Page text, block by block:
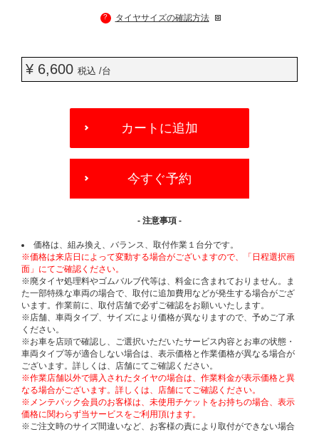
? タイヤサイズの確認方法
¥ 6,600 税込 /台
OPTIONS
カートに追加
今すぐ予約
- 注意事項 -
価格は、組み換え、バランス、取付作業１台分です。
※価格は来店日によって変動する場合がございますので、「日程選択画
面」にてご確認ください。
※廃タイヤ処理料やゴムバルブ代等は、料金に含まれておりません。ま
た一部特殊な車両の場合で、取付に追加費用などが発生する場合がござ
います。作業前に、取付店舗で必ずご確認をお願いいたします。
※店舗、車両タイプ、サイズにより価格が異なりますので、予めご了承
ください。
※お車を店頭で確認し、ご選択いただいたサービス内容とお車の状態・
車両タイプ等が適合しない場合は、表示価格と作業価格が異なる場合が
ございます。詳しくは、店舗にてご確認ください。
※作業店舗以外で購入されたタイヤの場合は、作業料金が表示価格と異
なる場合がございます。詳しくは、店舗にてご確認ください。
※メンテパック会員のお客様は、未使用チケットをお持ちの場合、表示
価格に関わらず当サービスをご利用頂けます。
※ご注文時のサイズ間違いなど、お客様の責により取付ができない場合